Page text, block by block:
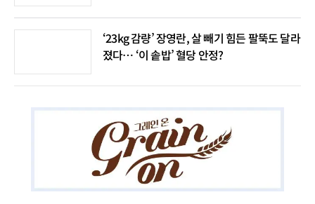
‘23kg 감량’ 장영란, 살 빼기 힘든 팔뚝도 달라
졌다… ‘이 솥밥’ 혈당 안정?